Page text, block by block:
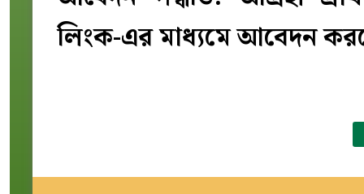
লিংক-এর মাধ্যমে আবেদন